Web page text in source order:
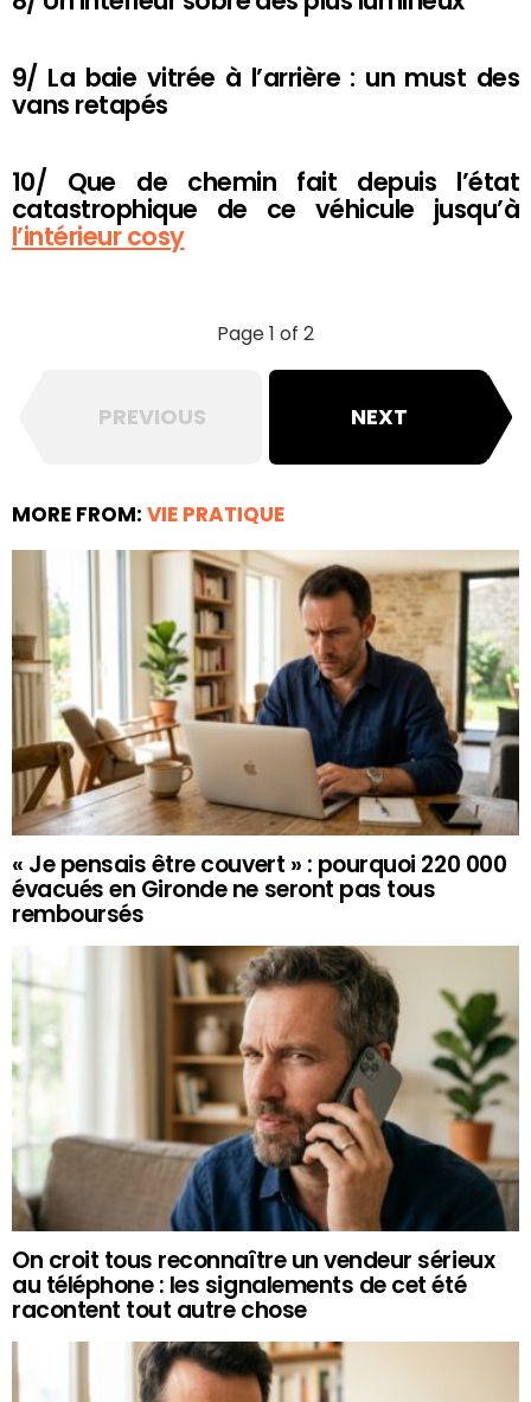
9/ La baie vitrée à l’arrière : un must des
vans retapés
10/ Que de chemin fait depuis l’état
catastrophique de ce véhicule jusqu’à
l’intérieur cosy
Page 1 of 2
PREVIOUS NEXT
MORE FROM: VIE PRATIQUE
« Je pensais être couvert » : pourquoi 220 000
évacués en Gironde ne seront pas tous
remboursés
On croit tous reconnaître un vendeur sérieux
au téléphone : les signalements de cet été
racontent tout autre chose